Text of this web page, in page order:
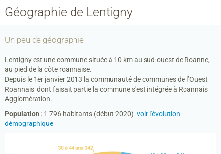
Accueil
Mairie
Vie Locale
Social et santé
Géographie de Lentigny
Un peu de géographie
Lentigny est une commune située à 10 km au sud-ouest de Roanne,
au pied de la côte roannaise.
Depuis le 1er janvier 2013 la communauté de communes de l’Ouest
Roannais dont faisait partie la commune s'est intégrée à Roannais
Agglomération.
Population : 1 796 habitants (début 2020) voir l'évolution
démographique